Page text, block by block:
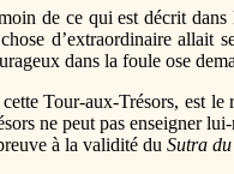
de ce qui est décrit dans
d’extraordinaire allait
dans la foule ose
Tour-aux-Trésors, est
ne peut pas enseigner
à la validité du Sutra